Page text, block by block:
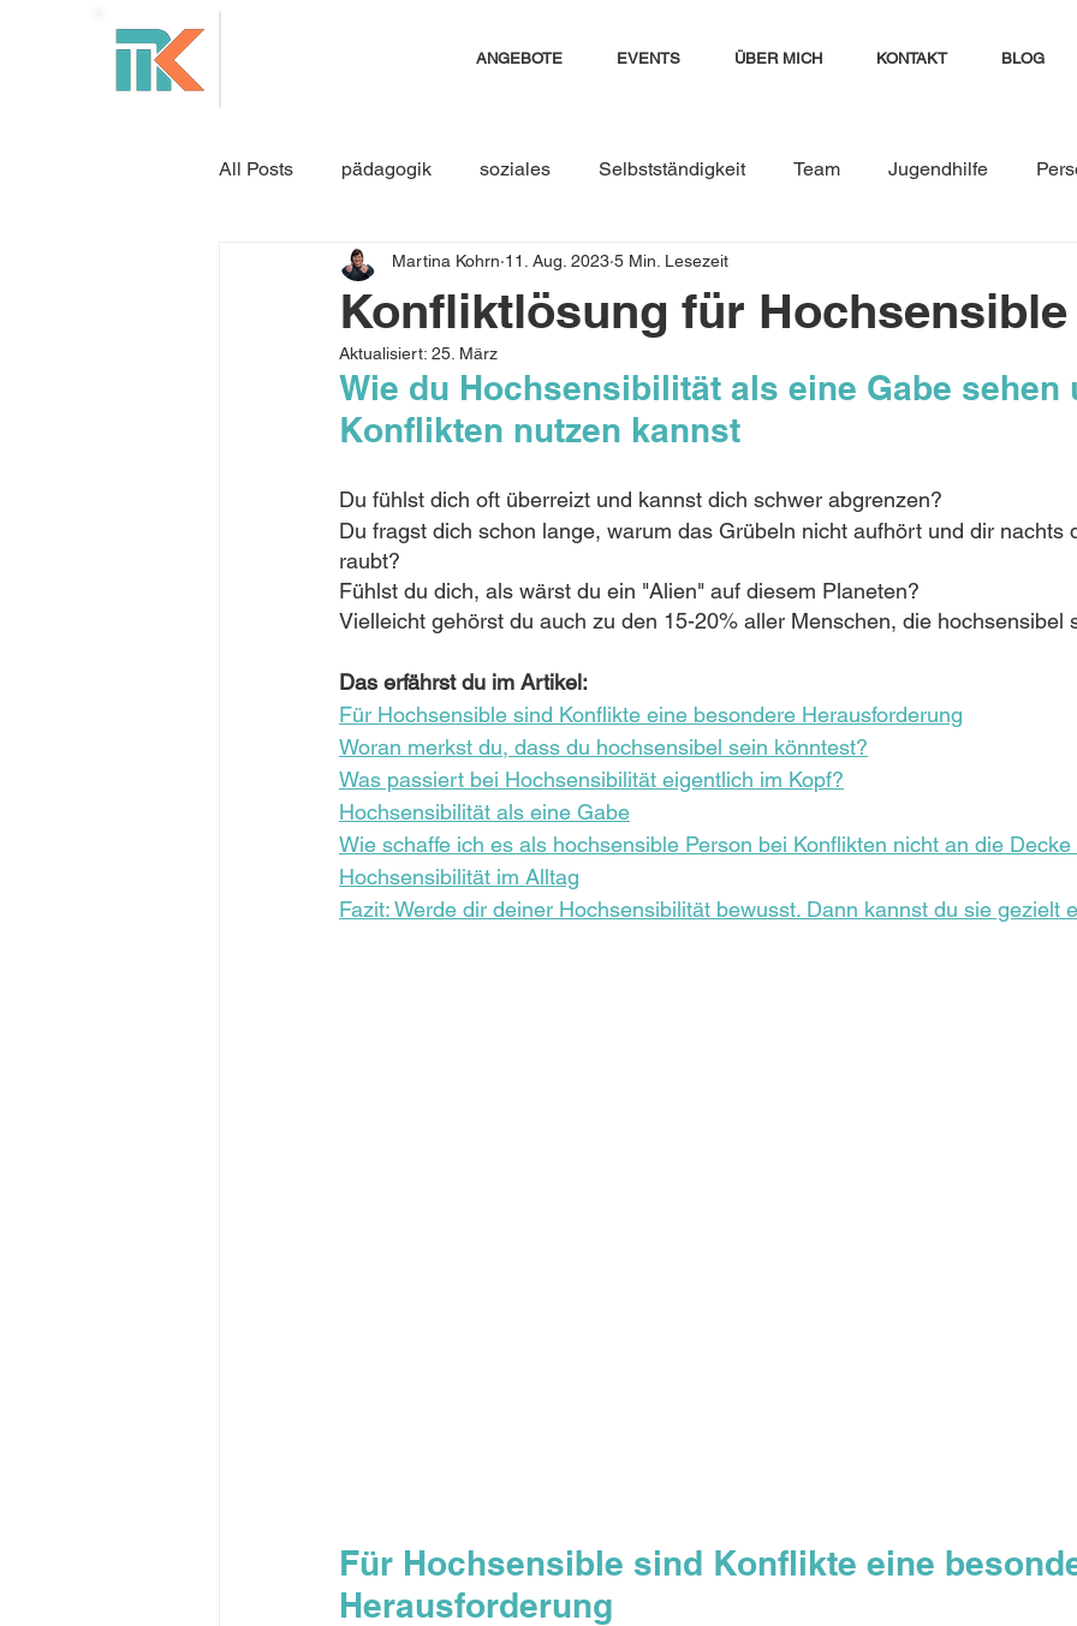
ANGEBOTE EVENTS ÜBER MICH KONTAKT BLOG
All Posts pädagogik soziales Selbstständigkeit Team Jugendhilfe
Resilienz Konfliktmanagement seminare
Jahresrückblick Seminare
Konfliktlösung
Konfliktlösung für Hochsensible
Martina Kohrn 11. Aug. 2023 5 Min. Lesezeit
Aktualisiert: 25. März
Wie du Hochsensibilität als eine Gabe
Konflikten nutzen kannst
Du fühlst dich oft überreizt und kannst dich schwer abgrenzen?
Du fragst dich schon lange, warum das Grübeln nicht aufhört und dir nachts
raubt?
Fühlst du dich, als wärst du ein "Alien" auf diesem Planeten?
Vielleicht gehörst du auch zu den 15-20% aller Menschen, die hochsensibel
Das erfährst du im Artikel:
Für Hochsensible sind Konflikte eine besondere Herausforderung
Woran merkst du, dass du hochsensibel sein könntest?
Was passiert bei Hochsensibilität eigentlich im Kopf?
Hochsensibilität als eine Gabe
Wie schaffe ich es als hochsensible Person bei Konflikten nicht an die
Hochsensibilität im Alltag
Fazit: Werde dir deiner Hochsensibilität bewusst. Dann kannst du sie gezielt
Für Hochsensible sind Konflikte eine
Herausforderung